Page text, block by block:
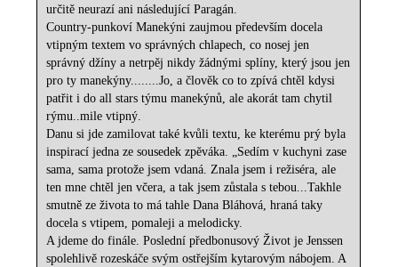
určitě neurazí ani následující Paragán.
Country-punkoví Manekýni zaujmou především docela
vtipným textem vo správných chlapech, co nosej jen
správný džíny a netrpěj nikdy žádnými splíny, který jsou jen
pro ty manekýny........Jo, a člověk co to zpívá chtěl kdysi
patřit i do all stars týmu manekýnů, ale akorát tam chytil
rýmu..mile vtipný.
Danu si jde zamilovat také kvůli textu, ke kterému prý byla
inspirací jedna ze sousedek zpěváka. „Sedím v kuchyni zase
sama, sama protože jsem vdaná. Znala jsem i režiséra, ale
ten mne chtěl jen včera, a tak jsem zůstala s tebou...Takhle
smutně ze života to má tahle Dana Bláhová, hraná taky
docela s vtipem, pomaleji a melodicky.
A jdeme do finále. Poslední předbonusový Život je Jenssen
spolehlivě rozeskáče svým ostřejším kytarovým nábojem. A